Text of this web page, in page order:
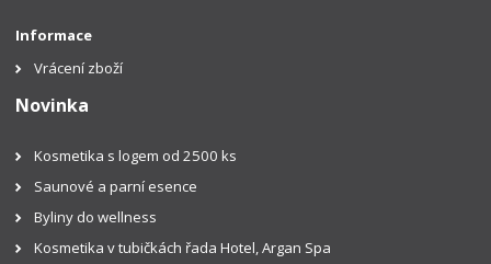
Informace
Vrácení zboží
Novinka
Kosmetika s logem od 2500 ks
Saunové a parní esence
Byliny do wellness
Kosmetika v tubičkách řada Hotel, Argan Spa